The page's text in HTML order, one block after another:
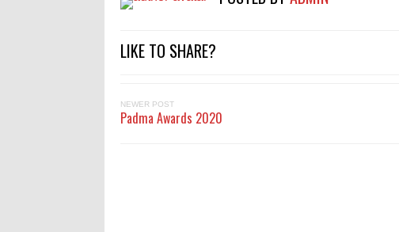
LIKE TO SHARE?
NEWER POST
Padma Awards 2020